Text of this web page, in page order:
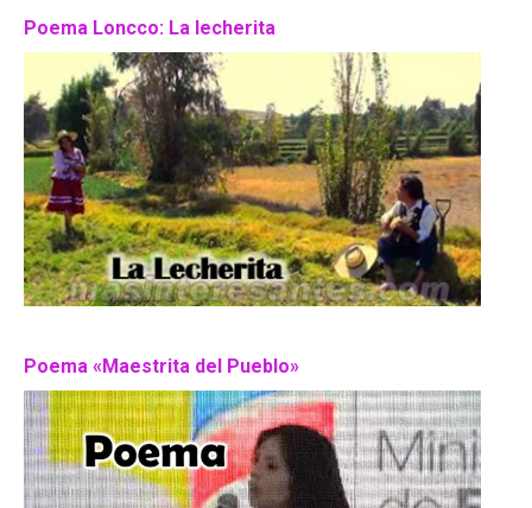
Poema Loncco: La lecherita
Poema «Maestrita del Pueblo»